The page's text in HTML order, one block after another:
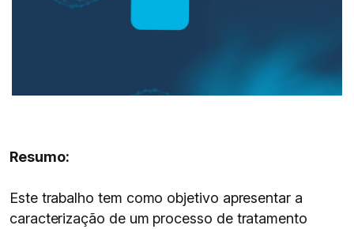
Resumo:
Este trabalho tem como objetivo apresentar a
caracterização de um processo de tratamento